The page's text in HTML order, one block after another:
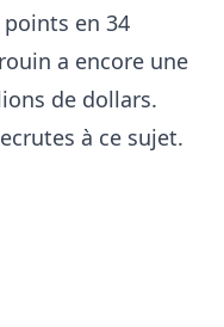
en 34
a encore une
de dollars.
à ce sujet.